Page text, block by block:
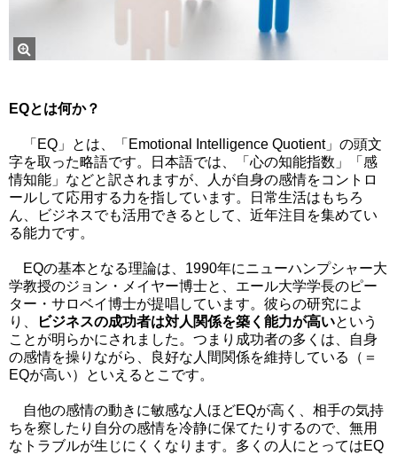
EQとは何か？
「EQ」とは、「Emotional Intelligence Quotient」の頭文
字を取った略語です。日本語では、「心の知能指数」「感
情知能」などと訳されますが、人が自身の感情をコントロ
ールして応用する力を指しています。日常生活はもちろ
ん、ビジネスでも活用できるとして、近年注目を集めてい
る能力です。
EQの基本となる理論は、1990年にニューハンプシャー大
学教授のジョン・メイヤー博士と、エール大学学長のピー
ター・サロベイ博士が提唱しています。彼らの研究によ
り、
ビジネスの成功者は対人関係を築く能力が高いという
ことが明らかにされました。つまり成功者の多くは、自身
の感情を操りながら、良好な人間関係を維持している（＝
EQが高い）といえるとこです。
自他の感情の動きに敏感な人ほどEQが高く、相手の気持
ちを察したり自分の感情を冷静に保てたりするので、無用
なトラブルが生じにくくなります。多くの人にとってはEQ